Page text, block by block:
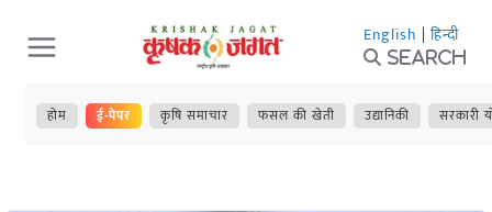
Skip
to
content
English | हिन्दी
Search
होम ई-पेपर कृषि समाचार फसल की खेती उद्यानिकी सरकारी